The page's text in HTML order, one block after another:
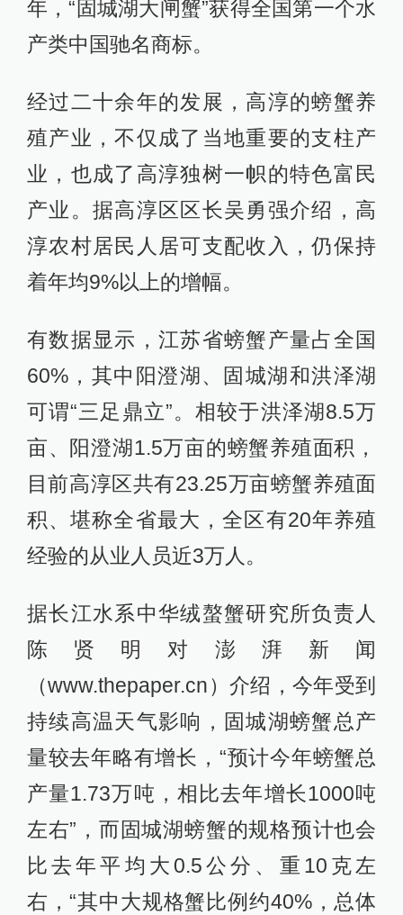
年，“固城湖大闸蟹”获得全国第一个水
产类中国驰名商标。
经过二十余年的发展，高淳的螃蟹养
殖产业，不仅成了当地重要的支柱产
业，也成了高淳独树一帜的特色富民
产业。据高淳区区长吴勇强介绍，高
淳农村居民人居可支配收入，仍保持
着年均9%以上的增幅。
有数据显示，江苏省螃蟹产量占全国
60%，其中阳澄湖、固城湖和洪泽湖
可谓“三足鼎立”。相较于洪泽湖8.5万
亩、阳澄湖1.5万亩的螃蟹养殖面积，
目前高淳区共有23.25万亩螃蟹养殖面
积、堪称全省最大，全区有20年养殖
经验的从业人员近3万人。
据长江水系中华绒螯蟹研究所负责人
陈贤明对澎湃新闻
（www.thepaper.cn）介绍，今年受到
持续高温天气影响，固城湖螃蟹总产
量较去年略有增长，“预计今年螃蟹总
产量1.73万吨，相比去年增长1000吨
左右”，而固城湖螃蟹的规格预计也会
比去年平均大0.5公分、重10克左
右，“其中大规格蟹比例约40%，总体